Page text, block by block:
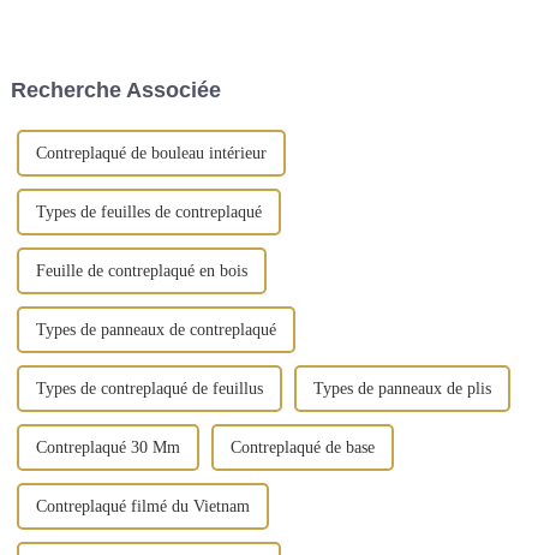
couche interne est appelée
matériau de base. Le noyau
Recherche Associée
Contreplaqué de bouleau intérieur
Types de feuilles de contreplaqué
Feuille de contreplaqué en bois
Types de panneaux de contreplaqué
Types de contreplaqué de feuillus Types de panneaux de plis
Contreplaqué 30 Mm Contreplaqué de base
Contreplaqué filmé du Vietnam